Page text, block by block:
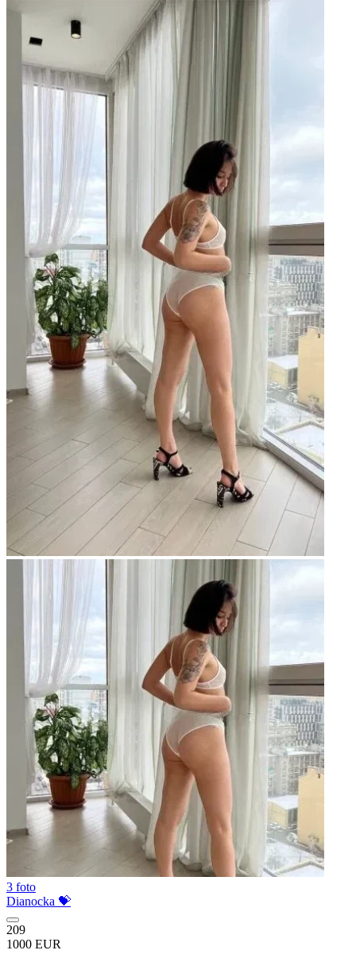
3 foto
Dianocka 💝
209
1000 EUR